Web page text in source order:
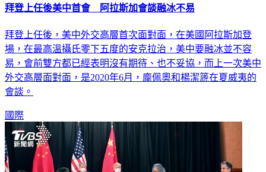
拜登上任後美中首會 阿拉斯加會談融冰不易
拜登上任後，美中外交高層首次面對面，在美國阿拉斯加登
場，在最高溫攝氏零下五度的安克拉治，美中要融冰並不容
易，會前雙方都已經表明沒有期待、也不妥協，而上一次美中
外交高層面對面，是2020年6月，龐佩奧和楊潔篪在夏威夷的
會談。
國際